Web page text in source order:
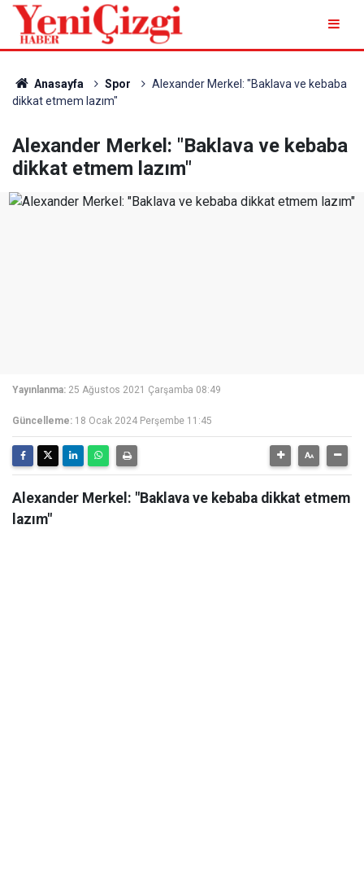
Anasayfa Spor
Alexander Merkel: "Baklava ve kebaba
dikkat etmem lazım"
Alexander Merkel: "Baklava ve kebaba
dikkat etmem lazım"
Yayınlanma: 25 Ağustos 2021 Çarşamba 08:49
Güncelleme: 18 Ocak 2024 Perşembe 11:45
Alexander Merkel: "Baklava ve kebaba dikkat etmem
lazım"